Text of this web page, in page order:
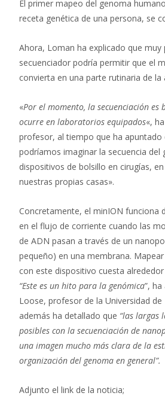
El primer mapeo del genoma
receta genética de una persona, se
Ahora, Loman ha explicado que
secuenciador podría permitir que el
convierta en una parte rutinaria de la
«Por el momento, la secuenciación es
ocurre en laboratorios equipados«,
profesor, al tiempo que ha apuntado
podríamos imaginar la secuencia del
dispositivos de bolsillo en cirugías,
nuestras propias casas».
Concretamente, el minION funciona
en el flujo de corriente cuando las
de ADN pasan a través de un
pequeño) en una membrana.
con este dispositivo cuesta
“Este es un hito para la genómica”,
Loose, profesor de la Universidad
además ha detallado que “las largas
posibles con la secuenciación de
una imagen mucho más clara de la
organización del genoma en general”.
Adjunto el link de la noticia;